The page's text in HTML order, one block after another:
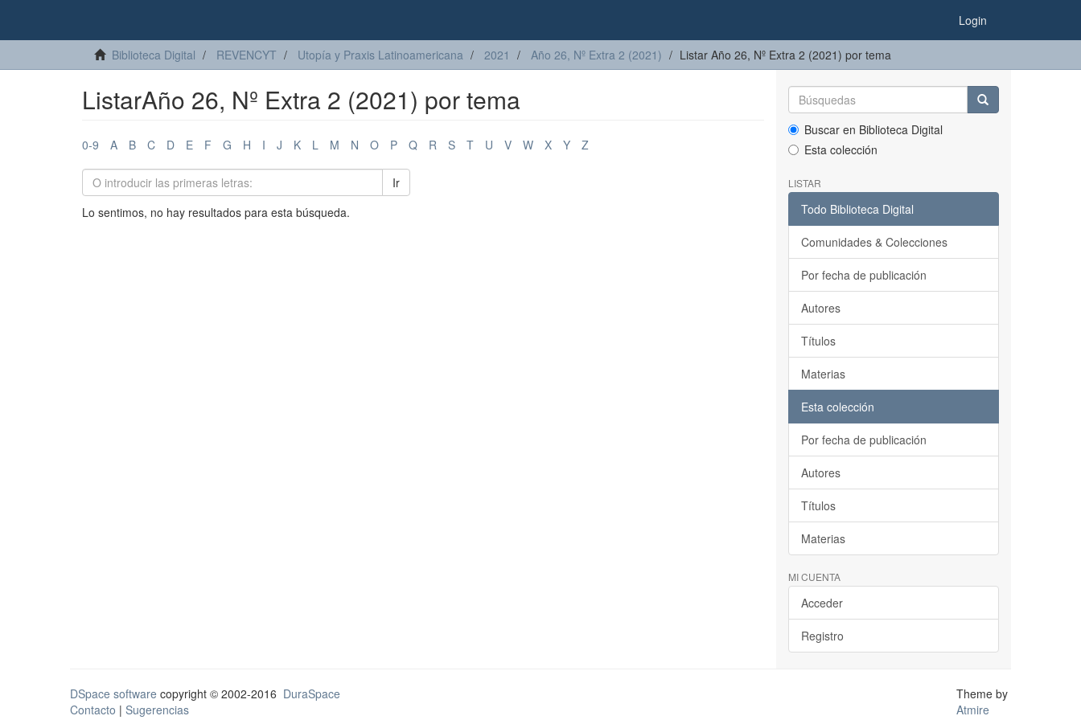
Login
Biblioteca Digital REVENCYT Utopía y Praxis Latinoamericana 2021 Año 26, Nº Extra 2 (2021) Listar Año 26, Nº Extra 2 (2021) por tema
ListarAño 26, Nº Extra 2 (2021) por tema
0-9 A B C D E F G H I J K L M N O P Q R S T U V W X Y Z
Ir
Lo sentimos, no hay resultados para esta búsqueda.
Buscar en Biblioteca Digital
Esta colección
LISTAR
Todo Biblioteca Digital
Comunidades & Colecciones
Por fecha de publicación
Autores
Títulos
Materias
Esta colección
Por fecha de publicación
Autores
Títulos
Materias
MI CUENTA
Acceder
Registro
DSpace software copyright © 2002-2016 DuraSpace
Contacto | Sugerencias
Theme by
Atmire